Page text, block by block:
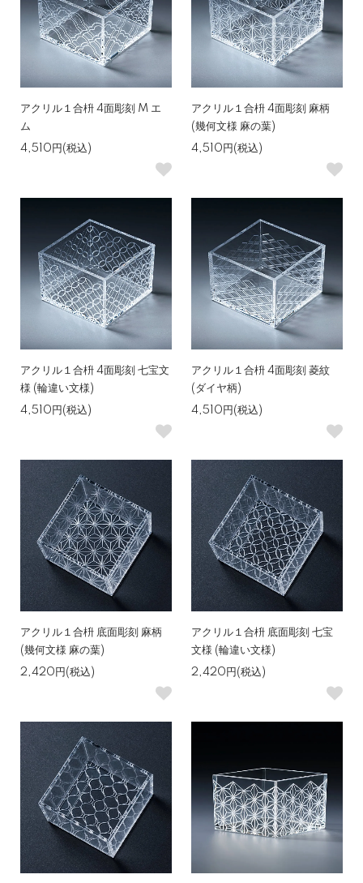
アクリル１合枡 4面彫刻 M エ
ム
4,510円(税込)
アクリル１合枡 4面彫刻 麻柄
(幾何文様 麻の葉)
4,510円(税込)
アクリル１合枡 4面彫刻 七宝文
様 (輪違い文様)
4,510円(税込)
アクリル１合枡 4面彫刻 菱紋
(ダイヤ柄)
4,510円(税込)
アクリル１合枡 底面彫刻 麻柄
(幾何文様 麻の葉)
2,420円(税込)
アクリル１合枡 底面彫刻 七宝
文様 (輪違い文様)
2,420円(税込)